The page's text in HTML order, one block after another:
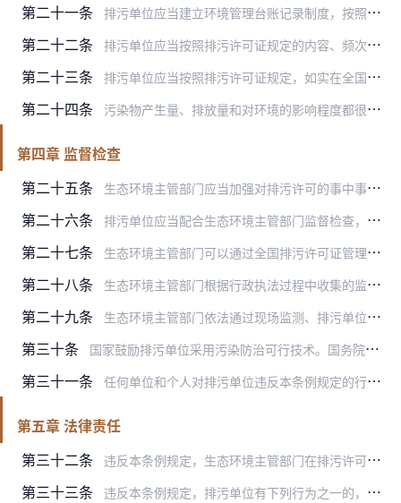
第二十一条 排污单位应当建立环境管理台账记录制度，按照排污许可证规定的格式、内容和频次，如实记录主要生产设施、污染防治设施运行情况以及污染物排放浓度、排放量。环境管理台账记…
第二十二条 排污单位应当按照排污许可证规定的内容、频次和时间要求，向审批部门提交排污许可证执行报告，如实报告污染物排放行为、排放浓度、排放量等。
第二十三条 排污单位应当按照排污许可证规定，如实在全国排污许可证管理信息平台上公开污染物排放信息。
第二十四条 污染物产生量、排放量和对环境的影响程度都很小的企业事业单位和其他生产经营者，应当填报排污登记表，不需要申请取得排污许可证。
第四章 监督检查
第二十五条
生态环境主管部门应当加强对排污许可的事中事后监管，将排污许可执法检查纳入生态环境执法年度计划，根据排污许可管理类别、排污单位信用记录和生态环境管理需要等因素，合…
第二十六条 排污单位应当配合生态环境主管部门监督检查，如实反映情况，并按照要求提供排污许可证、环境管理台账记录、排污许可证执行报告、自行监测数据等相关材料。
第二十七条 生态环境主管部门可以通过全国排污许可证管理信息平台监控排污单位的污染物排放情况，发现排污单位的污染物排放浓度超过许可排放浓度的，应当要求排污单位提供排污许可证、…
第二十八条 生态环境主管部门根据行政执法过程中收集的监测数据，以及排污单位的排污许可证、环境管理台账记录、排污许可证执行报告、自行监测数据等相关材料，对排污单位在规定周期内…
第二十九条 生态环境主管部门依法通过现场监测、排污单位污染物排放自动监测设备、全国排污许可证管理信息平台获得的排污单位污染物排放数据，可以作为判定污染物排放浓度是否超过许可…
第三十条 国家鼓励排污单位采用污染防治可行技术。国务院生态环境主管部门制定并公布污染防治可行技术指南。
第三十一条 任何单位和个人对排污单位违反本条例规定的行为，均有向生态环境主管部门举报的权利。
第五章 法律责任
第三十二条
违反本条例规定，生态环境主管部门在排污许可证审批或者监督管理中有下列行为之一的，由上级机关责令改正；对直接负责的主管人员和其他直接责任人员依法给予处分：
第三十三条 违反本条例规定，排污单位有下列行为之一的，由生态环境主管部门责令改正或者限制生产、停产整治，处20万元以上100万元以下的罚款；情节严重的，报经有批准权的人民政…